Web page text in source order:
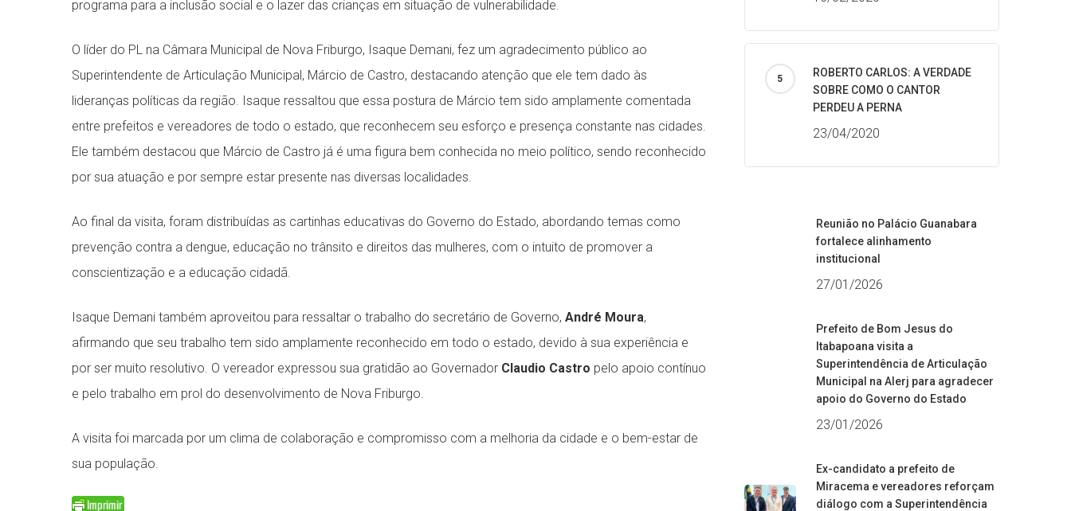
programa para a inclusão social e o lazer das crianças em situação de vulnerabilidade.
O líder do PL na Câmara Municipal de Nova Friburgo, Isaque Demani, fez um agradecimento público ao
Superintendente de Articulação Municipal, Márcio de Castro, destacando atenção que ele tem dado às
lideranças políticas da região. Isaque ressaltou que essa postura de Márcio tem sido amplamente comentada
entre prefeitos e vereadores de todo o estado, que reconhecem seu esforço e presença constante nas cidades.
Ele também destacou que Márcio de Castro já é uma figura bem conhecida no meio político, sendo reconhecido
por sua atuação e por sempre estar presente nas diversas localidades.
Ao final da visita, foram distribuídas as cartinhas educativas do Governo do Estado, abordando temas como
prevenção contra a dengue, educação no trânsito e direitos das mulheres, com o intuito de promover a
conscientização e a educação cidadã.
Isaque Demani também aproveitou para ressaltar o trabalho do secretário de Governo, André Moura,
afirmando que seu trabalho tem sido amplamente reconhecido em todo o estado, devido à sua experiência e
por ser muito resolutivo. O vereador expressou sua gratidão ao Governador Claudio Castro pelo apoio contínuo
e pelo trabalho em prol do desenvolvimento de Nova Friburgo.
A visita foi marcada por um clima de colaboração e compromisso com a melhoria da cidade e o bem-estar de
sua população.
ROBERTO CARLOS: A VERDADE
SOBRE COMO O CANTOR
PERDEU A PERNA
23/04/2020
Reunião no Palácio Guanabara
fortalece alinhamento
institucional
27/01/2026
Prefeito de Bom Jesus do
Itabapoana visita a
Superintendência de Articulação
Municipal na Alerj para agradecer
apoio do Governo do Estado
23/01/2026
Ex-candidato a prefeito de
Miracema e vereadores reforçam
diálogo com a Superintendência